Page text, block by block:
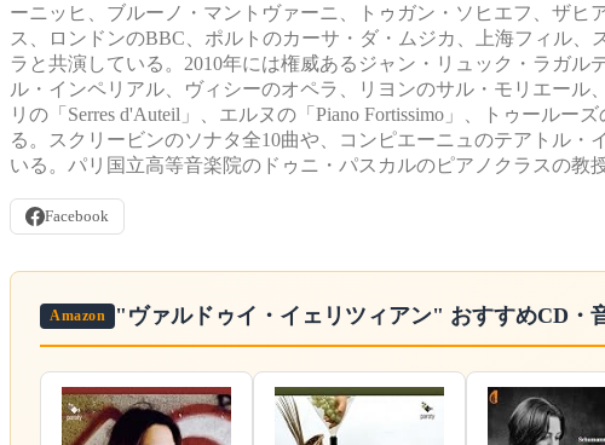
ーニッヒ、ブルーノ・マントヴァーニ、トゥガン・ソヒエフ、ザ
ス、ロンドンのBBC、ポルトのカーサ・ダ・ムジカ、上海フィル
ラと共演している。2010年には権威あるジャン・リュック・ラガル
ル・インペリアル、ヴィシーのオペラ、リヨンのサル・モリエー
リの「Serres d'Auteil」、エルヌの「Piano Fortissimo」、トゥールー
る。スクリービンのソナタ全10曲や、コンピエーニュのテアトル
いる。パリ国立高等音楽院のドゥニ・パスカルのピアノクラスの教
Facebook
Amazon "ヴァルドゥイ・イェリツィアン" おすすめCD・